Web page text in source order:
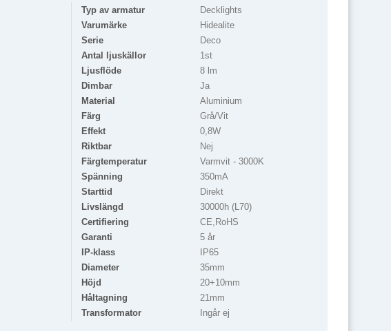
Typ av armatur
Decklights
Varumärke
Hidealite
Serie
Deco
Antal ljuskällor
1st
Ljusflöde
8 lm
Dimbar
Ja
Material
Aluminium
Färg
Grå/Vit
Effekt
0,8W
Riktbar
Nej
Färgtemperatur
Varmvit - 3000K
Spänning
350mA
Starttid
Direkt
Livslängd
30000h (L70)
Certifiering
CE,RoHS
Garanti
5 år
IP-klass
IP65
Diameter
35mm
Höjd
20+10mm
Håltagning
21mm
Transformator
Ingår ej